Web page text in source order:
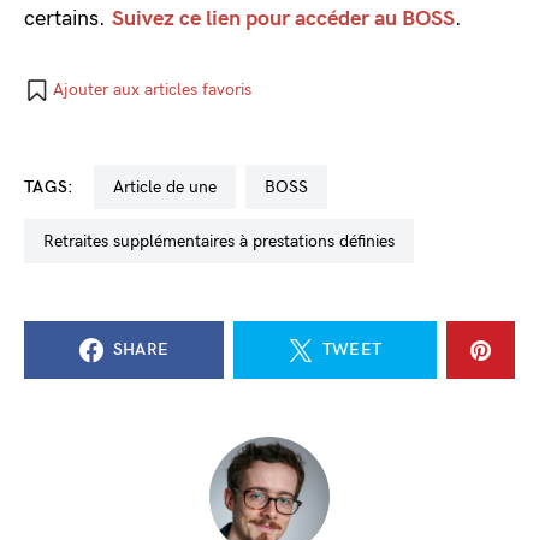
certains. Suivez ce lien pour accéder au BOSS.
Ajouter aux articles favoris
TAGS: Article de une BOSS
retraites supplémentaires à prestations définies
SHARE TWEET